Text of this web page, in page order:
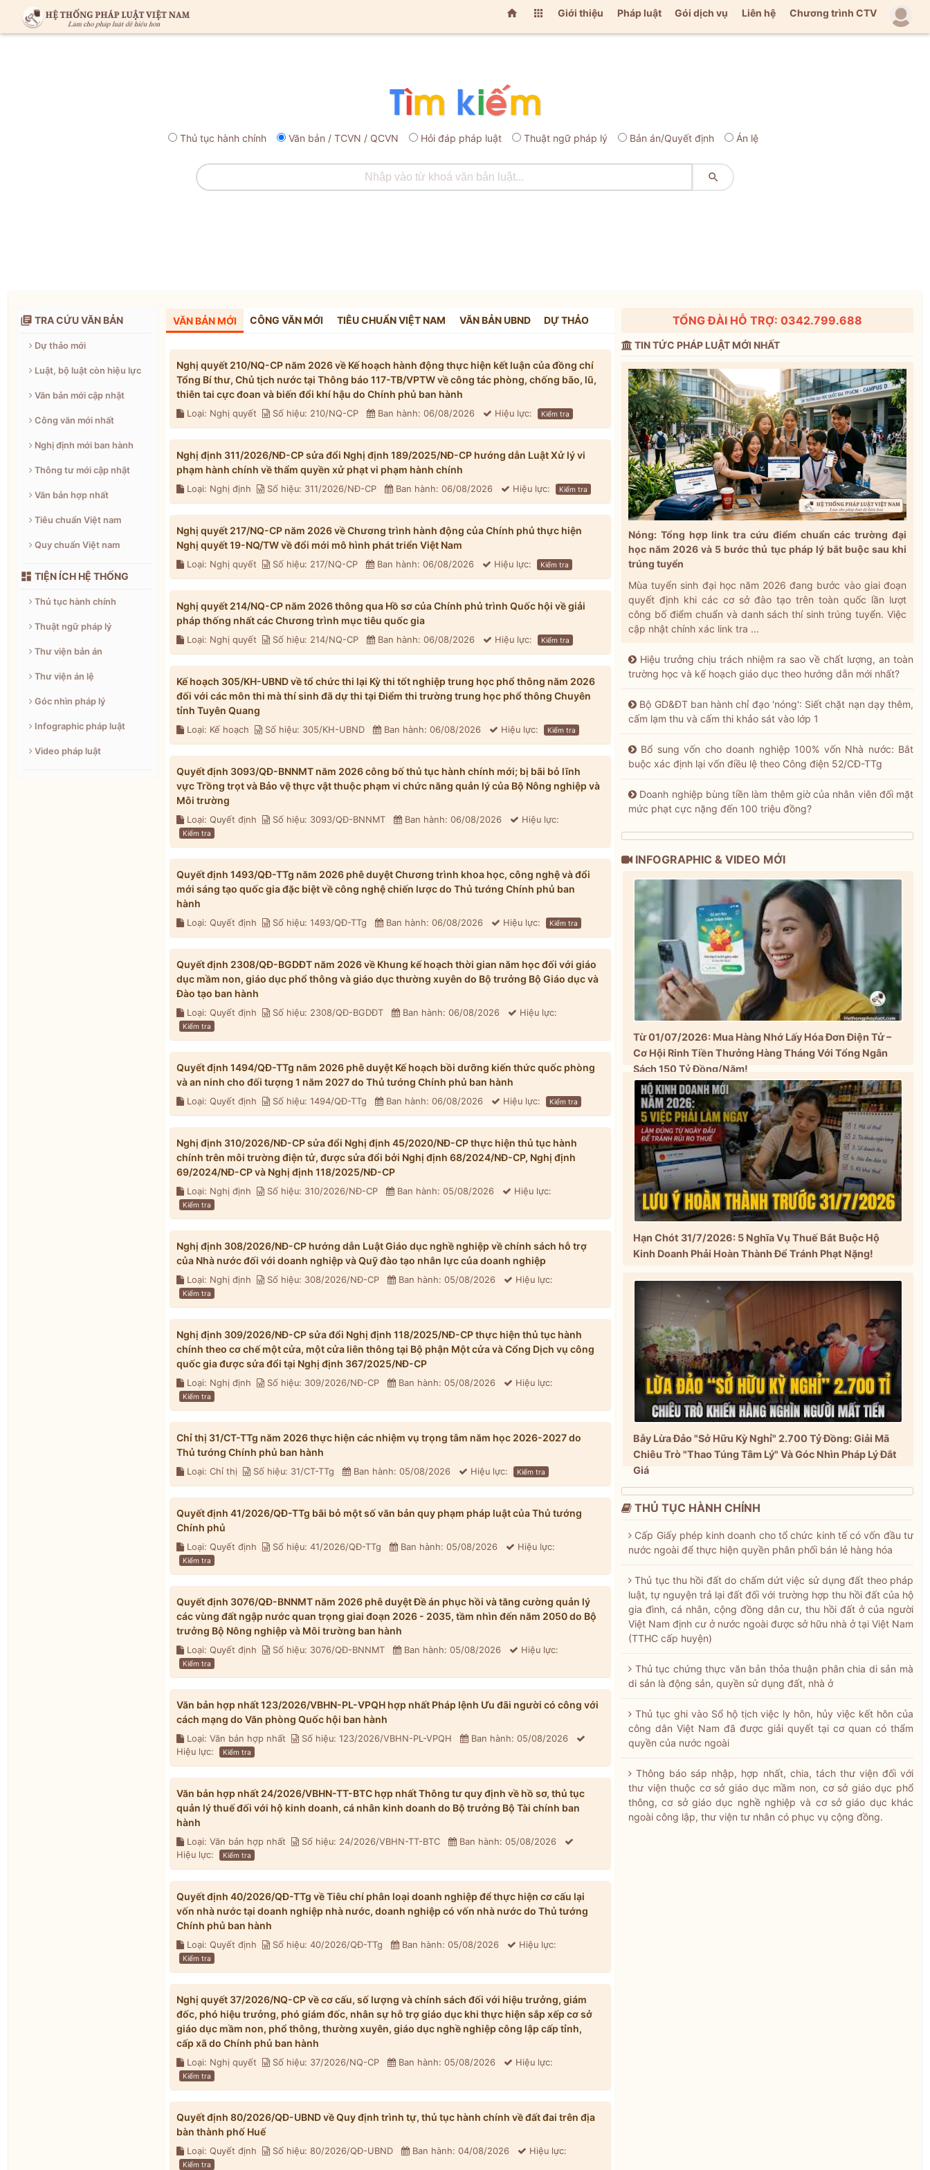
  Giới thiệu Pháp luật Gói dịch vụ Liên hệ Chương trình CTV
Thủ tục hành chính Văn bản / TCVN / QCVN Hỏi đáp pháp luật Thuật ngữ pháp lý Bản án/Quyết định Án lệ

 TRA CỨU VĂN BẢN
Dự thảo mới
Luật, bộ luật còn hiệu lực
Văn bản mới cập nhật
Công văn mới nhất
Nghị định mới ban hành
Thông tư mới cập nhật
Văn bản hợp nhất
Tiêu chuẩn Việt nam
Quy chuẩn Việt nam
 TIỆN ÍCH HỆ THỐNG
Thủ tục hành chính
Thuật ngữ pháp lý
Thư viện bản án
Thư viện án lệ
Góc nhìn pháp lý
Infographic pháp luật
Video pháp luật
VĂN BẢN MỚI CÔNG VĂN MỚI TIÊU CHUẨN VIỆT NAM VĂN BẢN UBND DỰ THẢO
Nghị quyết 210/NQ-CP năm 2026 về Kế hoạch hành động thực hiện kết luận của đồng chí
Tổng Bí thư, Chủ tịch nước tại Thông báo 117-TB/VPTW về công tác phòng, chống bão, lũ,
thiên tai cực đoan và biến đổi khí hậu do Chính phủ ban hành
Loại: Nghị quyết Số hiệu: 210/NQ-CP Ban hành: 06/08/2026 Hiệu lực: Kiểm tra
Nghị định 311/2026/NĐ-CP sửa đổi Nghị định 189/2025/NĐ-CP hướng dẫn Luật Xử lý vi
phạm hành chính về thẩm quyền xử phạt vi phạm hành chính
Loại: Nghị định Số hiệu: 311/2026/NĐ-CP Ban hành: 06/08/2026 Hiệu lực: Kiểm tra
Nghị quyết 217/NQ-CP năm 2026 về Chương trình hành động của Chính phủ thực hiện
Nghị quyết 19-NQ/TW về đổi mới mô hình phát triển Việt Nam
Loại: Nghị quyết Số hiệu: 217/NQ-CP Ban hành: 06/08/2026 Hiệu lực: Kiểm tra
Nghị quyết 214/NQ-CP năm 2026 thông qua Hồ sơ của Chính phủ trình Quốc hội về giải
pháp thống nhất các Chương trình mục tiêu quốc gia
Loại: Nghị quyết Số hiệu: 214/NQ-CP Ban hành: 06/08/2026 Hiệu lực: Kiểm tra
Kế hoạch 305/KH-UBND về tổ chức thi lại Kỳ thi tốt nghiệp trung học phổ thông năm 2026
đối với các môn thi mà thí sinh đã dự thi tại Điểm thi trường trung học phổ thông Chuyên
tỉnh Tuyên Quang
Loại: Kế hoạch Số hiệu: 305/KH-UBND Ban hành: 06/08/2026 Hiệu lực: Kiểm tra
Quyết định 3093/QĐ-BNNMT năm 2026 công bố thủ tục hành chính mới; bị bãi bỏ lĩnh
vực Trồng trọt và Bảo vệ thực vật thuộc phạm vi chức năng quản lý của Bộ Nông nghiệp và
Môi trường
Loại: Quyết định Số hiệu: 3093/QĐ-BNNMT Ban hành: 06/08/2026 Hiệu lực:
Kiểm tra
Quyết định 1493/QĐ-TTg năm 2026 phê duyệt Chương trình khoa học, công nghệ và đổi
mới sáng tạo quốc gia đặc biệt về công nghệ chiến lược do Thủ tướng Chính phủ ban
hành
Loại: Quyết định Số hiệu: 1493/QĐ-TTg Ban hành: 06/08/2026 Hiệu lực: Kiểm tra
Quyết định 2308/QĐ-BGDĐT năm 2026 về Khung kế hoạch thời gian năm học đối với giáo
dục mầm non, giáo dục phổ thông và giáo dục thường xuyên do Bộ trưởng Bộ Giáo dục và
Đào tạo ban hành
Loại: Quyết định Số hiệu: 2308/QĐ-BGDĐT Ban hành: 06/08/2026 Hiệu lực:
Kiểm tra
Quyết định 1494/QĐ-TTg năm 2026 phê duyệt Kế hoạch bồi dưỡng kiến thức quốc phòng
và an ninh cho đối tượng 1 năm 2027 do Thủ tướng Chính phủ ban hành
Loại: Quyết định Số hiệu: 1494/QĐ-TTg Ban hành: 06/08/2026 Hiệu lực: Kiểm tra
Nghị định 310/2026/NĐ-CP sửa đổi Nghị định 45/2020/NĐ-CP thực hiện thủ tục hành
chính trên môi trường điện tử, được sửa đổi bởi Nghị định 68/2024/NĐ-CP, Nghị định
69/2024/NĐ-CP và Nghị định 118/2025/NĐ-CP
Loại: Nghị định Số hiệu: 310/2026/NĐ-CP Ban hành: 05/08/2026 Hiệu lực:
Kiểm tra
Nghị định 308/2026/NĐ-CP hướng dẫn Luật Giáo dục nghề nghiệp về chính sách hỗ trợ
của Nhà nước đối với doanh nghiệp và Quỹ đào tạo nhân lực của doanh nghiệp
Loại: Nghị định Số hiệu: 308/2026/NĐ-CP Ban hành: 05/08/2026 Hiệu lực:
Kiểm tra
Nghị định 309/2026/NĐ-CP sửa đổi Nghị định 118/2025/NĐ-CP thực hiện thủ tục hành
chính theo cơ chế một cửa, một cửa liên thông tại Bộ phận Một cửa và Cổng Dịch vụ công
quốc gia được sửa đổi tại Nghị định 367/2025/NĐ-CP
Loại: Nghị định Số hiệu: 309/2026/NĐ-CP Ban hành: 05/08/2026 Hiệu lực:
Kiểm tra
Chỉ thị 31/CT-TTg năm 2026 thực hiện các nhiệm vụ trọng tâm năm học 2026-2027 do
Thủ tướng Chính phủ ban hành
Loại: Chỉ thị Số hiệu: 31/CT-TTg Ban hành: 05/08/2026 Hiệu lực: Kiểm tra
Quyết định 41/2026/QĐ-TTg bãi bỏ một số văn bản quy phạm pháp luật của Thủ tướng
Chính phủ
Loại: Quyết định Số hiệu: 41/2026/QĐ-TTg Ban hành: 05/08/2026 Hiệu lực:
Kiểm tra
Quyết định 3076/QĐ-BNNMT năm 2026 phê duyệt Đề án phục hồi và tăng cường quản lý
các vùng đất ngập nước quan trọng giai đoạn 2026 - 2035, tầm nhìn đến năm 2050 do Bộ
trưởng Bộ Nông nghiệp và Môi trường ban hành
Loại: Quyết định Số hiệu: 3076/QĐ-BNNMT Ban hành: 05/08/2026 Hiệu lực:
Kiểm tra
Văn bản hợp nhất 123/2026/VBHN-PL-VPQH hợp nhất Pháp lệnh Ưu đãi người có công với
cách mạng do Văn phòng Quốc hội ban hành
Loại: Văn bản hợp nhất Số hiệu: 123/2026/VBHN-PL-VPQH
Ban hành: 05/08/2026
Hiệu lực:
Kiểm tra
Văn bản hợp nhất 24/2026/VBHN-TT-BTC hợp nhất Thông tư quy định về hồ sơ, thủ tục
quản lý thuế đối với hộ kinh doanh, cá nhân kinh doanh do Bộ trưởng Bộ Tài chính ban
hành
Loại: Văn bản hợp nhất Số hiệu: 24/2026/VBHN-TT-BTC
Ban hành: 05/08/2026
Hiệu lực:
Kiểm tra
Quyết định 40/2026/QĐ-TTg về Tiêu chí phân loại doanh nghiệp để thực hiện cơ cấu lại
vốn nhà nước tại doanh nghiệp nhà nước, doanh nghiệp có vốn nhà nước do Thủ tướng
Chính phủ ban hành
Loại: Quyết định Số hiệu: 40/2026/QĐ-TTg Ban hành: 05/08/2026 Hiệu lực:
Kiểm tra
Nghị quyết 37/2026/NQ-CP về cơ cấu, số lượng và chính sách đối với hiệu trưởng, giám
đốc, phó hiệu trưởng, phó giám đốc, nhân sự hỗ trợ giáo dục khi thực hiện sắp xếp cơ sở
giáo dục mầm non, phổ thông, thường xuyên, giáo dục nghề nghiệp công lập cấp tỉnh,
cấp xã do Chính phủ ban hành
Loại: Nghị quyết Số hiệu: 37/2026/NQ-CP Ban hành: 05/08/2026 Hiệu lực:
Kiểm tra
Quyết định 80/2026/QĐ-UBND về Quy định trình tự, thủ tục hành chính về đất đai trên địa
bàn thành phố Huế
Loại: Quyết định Số hiệu: 80/2026/QĐ-UBND Ban hành: 04/08/2026 Hiệu lực:
Kiểm tra
TỔNG ĐÀI HỖ TRỢ: 0342.799.688
TIN TỨC PHÁP LUẬT MỚI NHẤT
Nóng: Tổng hợp link tra cứu điểm chuẩn các trường đại
học năm 2026 và 5 bước thủ tục pháp lý bắt buộc sau khi
trúng tuyển
Mùa tuyển sinh đại học năm 2026 đang bước vào giai đoạn
quyết định khi các cơ sở đào tạo trên toàn quốc lần lượt
công bố điểm chuẩn và danh sách thí sinh trúng tuyển. Việc
cập nhật chính xác link tra ...
Hiệu trưởng chịu trách nhiệm ra sao về chất lượng, an toàn
trường học và kế hoạch giáo dục theo hướng dẫn mới nhất?
Bộ GD&ĐT ban hành chỉ đạo 'nóng': Siết chặt nạn dạy thêm,
cấm lạm thu và cấm thi khảo sát vào lớp 1
Bổ sung vốn cho doanh nghiệp 100% vốn Nhà nước: Bắt
buộc xác định lại vốn điều lệ theo Công điện 52/CĐ-TTg
Doanh nghiệp bùng tiền làm thêm giờ của nhân viên đối mặt
mức phạt cực nặng đến 100 triệu đồng?
INFOGRAPHIC & VIDEO MỚI
Từ 01/07/2026: Mua Hàng Nhớ Lấy Hóa Đơn Điện Tử –
Cơ Hội Rinh Tiền Thưởng Hàng Tháng Với Tổng Ngân
Sách 150 Tỷ Đồng/Năm!
Hạn Chót 31/7/2026: 5 Nghĩa Vụ Thuế Bắt Buộc Hộ
Kinh Doanh Phải Hoàn Thành Để Tránh Phạt Nặng!
Bẫy Lừa Đảo "Sở Hữu Kỳ Nghỉ" 2.700 Tỷ Đồng: Giải Mã
Chiêu Trò "Thao Túng Tâm Lý" Và Góc Nhìn Pháp Lý Đắt
Giá
THỦ TỤC HÀNH CHÍNH
Cấp Giấy phép kinh doanh cho tổ chức kinh tế có vốn đầu tư
nước ngoài để thực hiện quyền phân phối bán lẻ hàng hóa
Thủ tục thu hồi đất do chấm dứt việc sử dụng đất theo pháp
luật, tự nguyện trả lại đất đối với trường hợp thu hồi đất của hộ
gia đình, cá nhân, cộng đồng dân cư, thu hồi đất ở của người
Việt Nam định cư ở nước ngoài được sở hữu nhà ở tại Việt Nam
(TTHC cấp huyện)
Thủ tục chứng thực văn bản thỏa thuận phân chia di sản mà
di sản là động sản, quyền sử dụng đất, nhà ở
Thủ tục ghi vào Sổ hộ tịch việc ly hôn, hủy việc kết hôn của
công dân Việt Nam đã được giải quyết tại cơ quan có thẩm
quyền của nước ngoài
Thông báo sáp nhập, hợp nhất, chia, tách thư viện đối với
thư viện thuộc cơ sở giáo dục mầm non, cơ sở giáo dục phổ
thông, cơ sở giáo dục nghề nghiệp và cơ sở giáo dục khác
ngoài công lập, thư viện tư nhân có phục vụ cộng đồng.